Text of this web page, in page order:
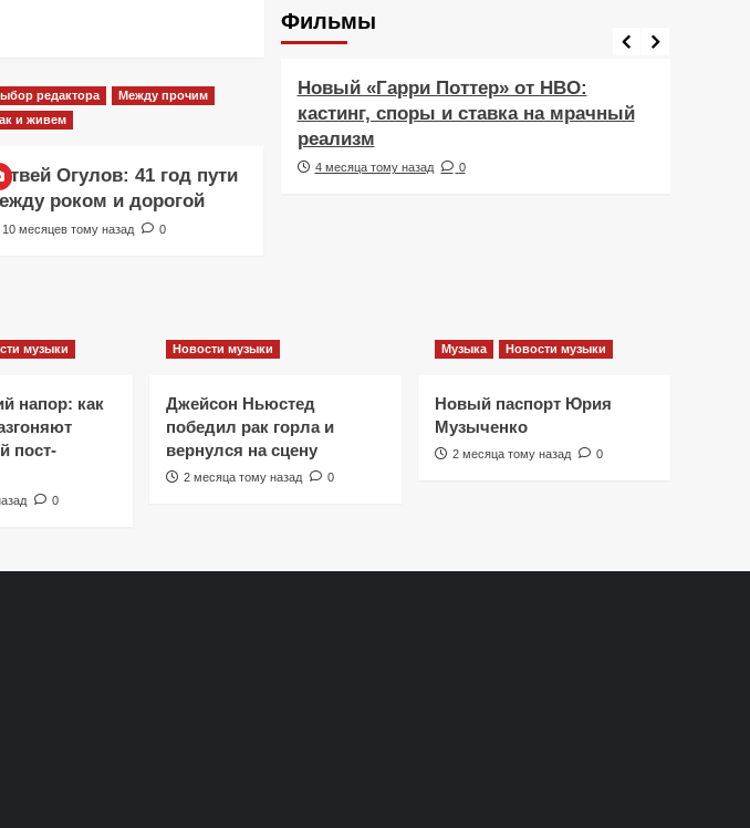
редактора
Между прочим
и живем
Огулов: 41 год пути
роком и дорогой
10 месяцев тому назад 0
Фильмы
лису»: триллер,
не за маньяком, а
0
Фильмы
Новый «Гарри Поттер» от HBO:
кастинг, споры и ставка на мрачный
реализм
4 месяца тому назад 0
музыки
напор: как
пост-
0
Новости музыки
Джейсон Ньюстед
победил рак горла и
вернулся на сцену
2 месяца тому назад 0
Музыка Новости музыки
Новый паспорт Юрия
Музыченко
2 месяца тому назад 0